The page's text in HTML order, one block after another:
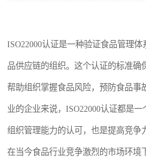
ISO22000认证是一种验证食品管理
品供应链的组织。这个认证的标准确
帮助组织掌握食品风险，预防食品事
业的企业来说，ISO22000认证都是
组织管理能力的认可，也是提高竞争
在当今食品行业竞争激烈的市场环境